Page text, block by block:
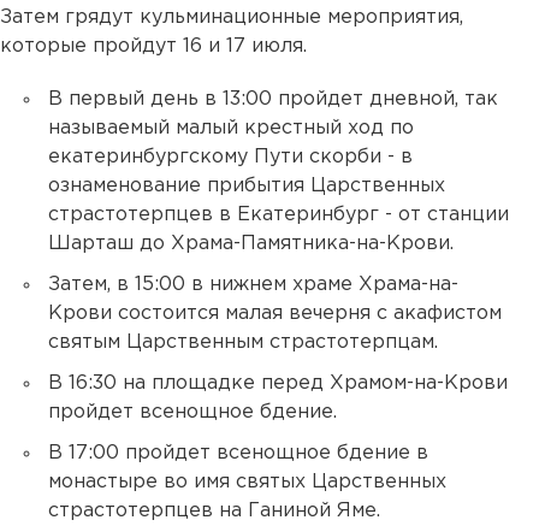
Затем грядут кульминационные мероприятия,
которые пройдут 16 и 17 июля.
В первый день в 13:00 пройдет дневной, так
называемый малый крестный ход по
екатеринбургскому Пути скорби - в
ознаменование прибытия Царственных
страстотерпцев в Екатеринбург - от станции
Шарташ до Храма-Памятника-на-Крови.
Затем, в 15:00 в нижнем храме Храма-на-
Крови состоится малая вечерня с акафистом
святым Царственным страстотерпцам.
В 16:30 на площадке перед Храмом-на-Крови
пройдет всенощное бдение.
В 17:00 пройдет всенощное бдение в
монастыре во имя святых Царственных
страстотерпцев на Ганиной Яме.